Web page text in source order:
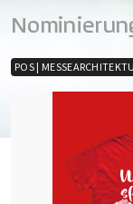
POS |